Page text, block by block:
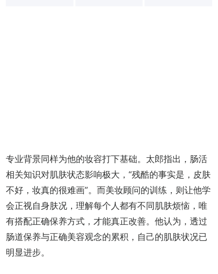
专业背景同样为他的妆容打下基础。太郎指出，肠活
相关知识对肌肤状态影响极大，“残酷的事实是，皮肤
不好，妆真的很难画”。而美妆顾问的训练，则让他学
会正视自身肤况，理解每个人都有不同肌肤烦恼，唯
有搭配正确保养方式，才能真正改善。他认为，透过
肠道保养与正确美容观念的累积，自己的肌肤状况已
明显进步。